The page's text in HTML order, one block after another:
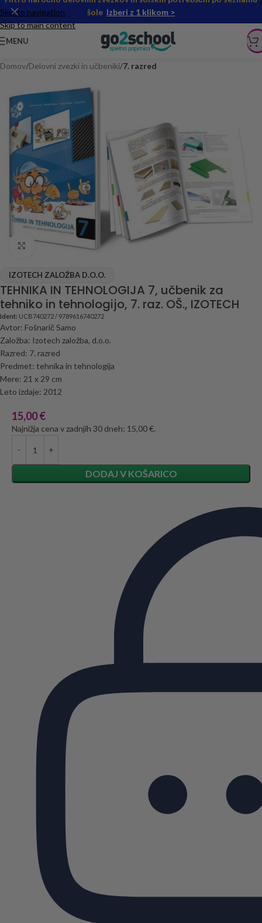
Skip to navigation
Skip to main content
šole Izberi z 1 klikom >
MENU
Domov Delovni zvezki in učbeniki 7. razred
Click to enlarge
IZOTECH ZALOŽBA D.O.O.
TEHNIKA IN TEHNOLOGIJA 7, učbenik za
tehniko in tehnologijo, 7. raz. OŠ., IZOTECH
Ident: UCB740272 / 9789616740272
Avtor: Fošnarič Samo
Založba: Izotech založba, d.o.o.
Razred: 7. razred
Predmet: tehnika in tehnologija
Mere: 21 x 29 cm
Leto izdaje: 2012
15,00€
Najnižja cena v zadnjih 30 dneh: 15,00 €.
DODAJ V KOŠARICO